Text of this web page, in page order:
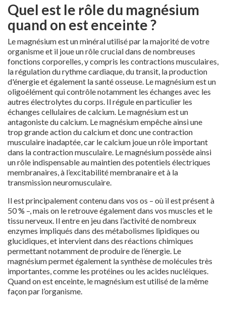
Quel est le rôle du magnésium
quand on est enceinte ?
Le magnésium est un minéral utilisé par la majorité de votre
organisme et il joue un rôle crucial dans de nombreuses
fonctions corporelles, y compris les contractions musculaires,
la régulation du rythme cardiaque, du transit, la production
d'énergie et également la santé osseuse. Le magnésium est un
oligoélément qui contrôle notamment les échanges avec les
autres électrolytes du corps. Il régule en particulier les
échanges cellulaires de calcium. Le magnésium est un
antagoniste du calcium. Le magnésium empêche ainsi une
trop grande action du calcium et donc une contraction
musculaire inadaptée, car le calcium joue un rôle important
dans la contraction musculaire. Le magnésium possède ainsi
un rôle indispensable au maintien des potentiels électriques
membranaires, à l’excitabilité membranaire et à la
transmission neuromusculaire.
Il est principalement contenu dans vos os – où il est présent à
50 % –, mais on le retrouve également dans vos muscles et le
tissu nerveux. Il entre en jeu dans l’activité de nombreux
enzymes impliqués dans des métabolismes lipidiques ou
glucidiques, et intervient dans des réactions chimiques
permettant notamment de produire de l’énergie. Le
magnésium permet également la synthèse de molécules très
importantes, comme les protéines ou les acides nucléiques.
Quand on est enceinte, le magnésium est utilisé de la même
façon par l’organisme.